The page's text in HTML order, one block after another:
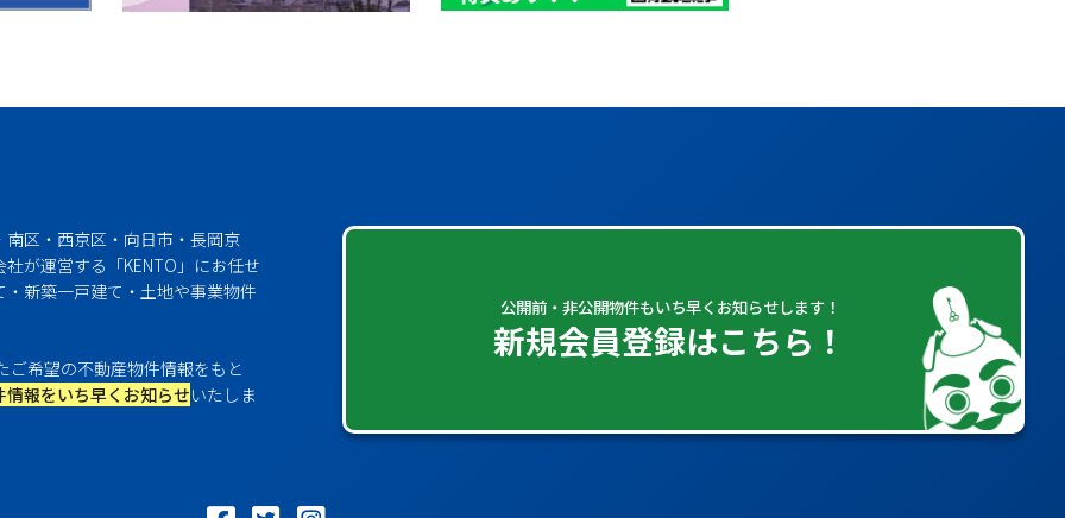
区・西京区・向日市・長岡京
が運営する「KENTO」にお任せ
新築一戸建て・土地や事業物件
希望の不動産物件情報をもと
報をいち早くお知らせいたしま
公開前・非公開物件もいち早くお知らせします！
新規会員登録はこちら！